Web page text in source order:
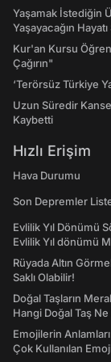
Yaşamak İstediğin
Yaşayacağın
Kur'an Kursu
Çağırın"
‘Terörsüz Türkiye
Uzun Süredir
Kaybetti
Hızlı Erişim
Hava Durumu
Son Depremler
Evlilik Yıl Dönümü
Evlilik Yıl dönümü
Rüyada Altın
Saklı Olabilir!
Doğal Taşların
Hangi Doğal Taş
Emojilerin
Çok Kullanılan